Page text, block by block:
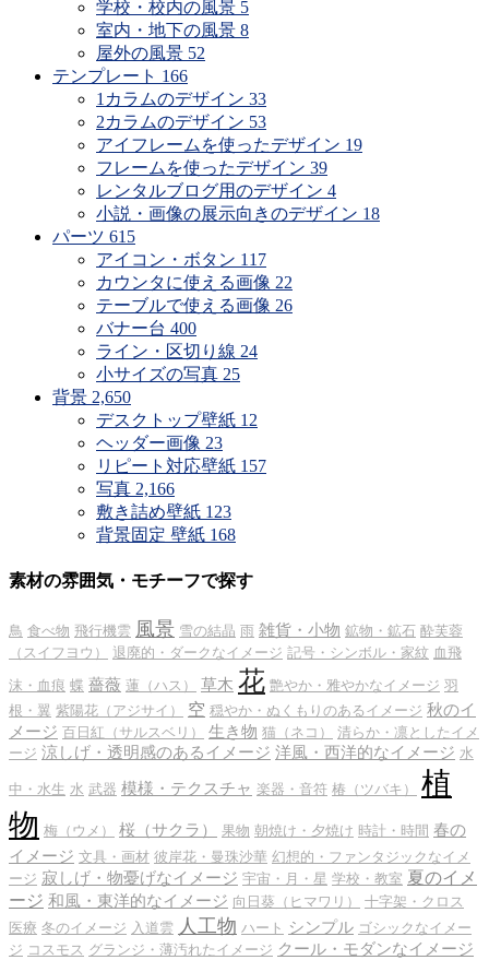
学校・校内の風景 5
室内・地下の風景 8
屋外の風景 52
テンプレート 166
1カラムのデザイン 33
2カラムのデザイン 53
アイフレームを使ったデザイン 19
フレームを使ったデザイン 39
レンタルブログ用のデザイン 4
小説・画像の展示向きのデザイン 18
パーツ 615
アイコン・ボタン 117
カウンタに使える画像 22
テーブルで使える画像 26
バナー台 400
ライン・区切り線 24
小サイズの写真 25
背景 2,650
デスクトップ壁紙 12
ヘッダー画像 23
リピート対応壁紙 157
写真 2,166
敷き詰め壁紙 123
背景固定 壁紙 168
素材の雰囲気・モチーフで探す
鳥 食べ物 飛行機雲 風景 雪の結晶 雨 雑貨・小物 鉱物・鉱石 酔芙蓉
（スイフヨウ）
退廃的・ダークなイメージ 記号・シンボル・家紋 血飛
沫・血痕 蝶 薔薇 蓮（ハス） 草木 花 艶やか・雅やかなイメージ 羽
根・翼 紫陽花（アジサイ） 空 穏やか・ぬくもりのあるイメージ 秋のイ
メージ 百日紅（サルスベリ） 生き物 猫（ネコ）
清らか・凛としたイメ
ージ 涼しげ・透明感のあるイメージ 洋風・西洋的なイメージ 水
中・水生 水 武器 模様・テクスチャ 楽器・音符 椿（ツバキ）
植
物 梅（ウメ） 桜（サクラ） 果物 朝焼け・夕焼け 時計・時間 春の
イメージ 文具・画材 彼岸花・曼珠沙華 幻想的・ファンタジックなイメ
ージ 寂しげ・物憂げなイメージ 宇宙・月・星 学校・教室 夏のイメ
ージ 和風・東洋的なイメージ 向日葵（ヒマワリ）
十字架・クロス
医療 冬のイメージ 入道雲 人工物 ハート シンプル ゴシックなイメー
ジ コスモス グランジ・薄汚れたイメージ クール・モダンなイメージ